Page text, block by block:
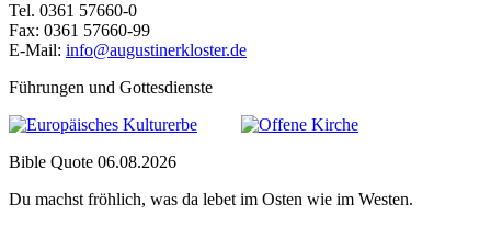
Tel. 0361 57660-0
Fax: 0361 57660-99
E-Mail: info@augustinerkloster.de
Führungen und Gottesdienste
Bible Quote 06.08.2026
Du machst fröhlich, was da lebet im Osten wie im Westen.